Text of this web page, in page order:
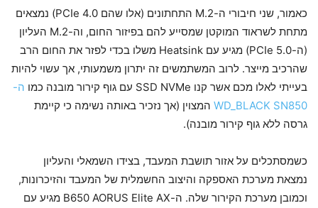
כאמור, שני חיבורי ה-M.2 התחתונים (אלו שהם PCIe 4.0) נמצאים
מתחת לשראוד המוקטן שמסייע להם בפיזור החום, וה-M.2 העליון
(ה-PCIe 5.0) מגיע עם Heatsink משלו בכדי לפזר את החום הרב
שהרכיב מייצר. לרוב המשתמשים זה יתרון משמעותי, אך עשוי להיות
בעייתי לאלו מכם אשר קנו SSD NVMe עם גוף קירור מובנה כמו
ה-
WD_BLACK SN850 המצוין (אך נזכיר באותה נשימה כי קיימת
גרסה ללא גוף קירור מובנה).
כשמסתכלים על אזור תושבת המעבד, בצידו השמאלי והעליון
נמצאת מערכת האספקה והיצוב החשמלית של המעבד והזיכרונות,
וכמובן מערכת הקירור שלה. ה-B650 AORUS Elite AX מגיע עם